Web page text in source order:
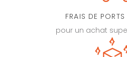
FRAIS DE PORTS
pour un achat